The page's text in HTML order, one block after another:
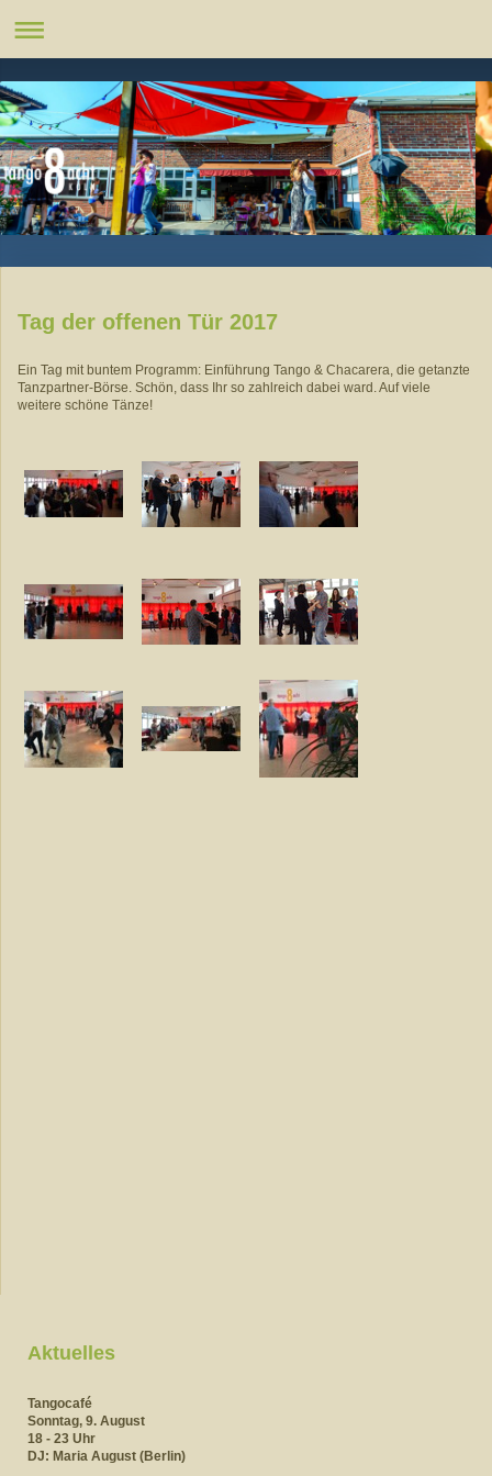
Tag der offenen Tür 2017
Ein Tag mit buntem Programm: Einführung Tango & Chacarera, die getanzte
Tanzpartner-Börse. Schön, dass Ihr so zahlreich dabei ward. Auf viele
weitere schöne Tänze!
Aktuelles
Tangocafé
Sonntag, 9. August
18 - 23 Uhr
DJ: Maria August (Berlin)